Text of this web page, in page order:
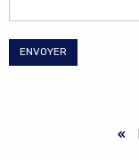
ENVOYER
«